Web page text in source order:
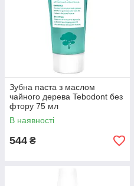
Зубна паста з маслом
чайного дерева Tebodont без
фтору 75 мл
В наявності
544 ₴